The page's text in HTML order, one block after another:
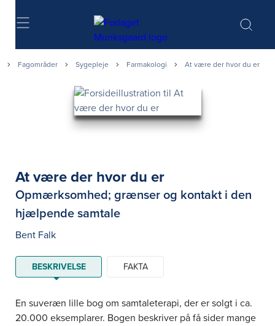
Søg
Fagområder Sygepleje Farmakologi At være der hvor du er
At være der hvor du er
Opmærksomhed; grænser og kontakt i den
hjælpende samtale
Bent Falk
BESKRIVELSE FAKTA
En suveræn lille bog om samtaleterapi, der er solgt i ca.
20.000 eksemplarer. Bogen beskriver på få sider mange